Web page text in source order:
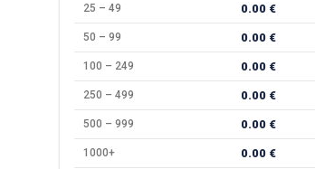
25 – 49 0.00 €
50 – 99 0.00 €
100 – 249 0.00 €
250 – 499 0.00 €
500 – 999 0.00 €
1000+ 0.00 €